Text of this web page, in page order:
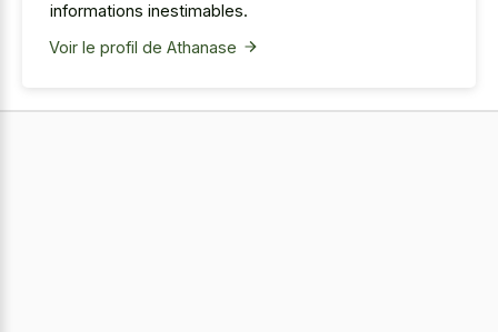
informations inestimables.
Voir le profil de Athanase